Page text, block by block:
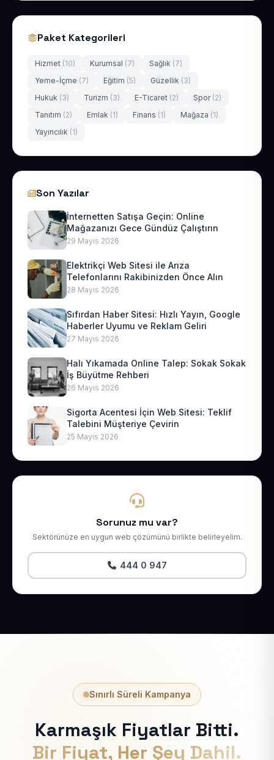
Paket Kategorileri
Hizmet (10) Kurumsal (7) Sağlık (7)
Yeme-İçme (7) Eğitim (5) Güzellik (3)
Hukuk (3) Turizm (3) E-Ticaret (2) Spor (2)
Tanıtım (2) Emlak (1) Finans (1) Mağaza (1)
Yayıncılık (1)
Son Yazılar
İnternetten Satışa Geçin: Online
Mağazanızı Gece Gündüz Çalıştırın
29 Mayıs 2026
Elektrikçi Web Sitesi ile Arıza
Telefonlarını Rakibinizden Önce Alın
28 Mayıs 2026
Sıfırdan Haber Sitesi: Hızlı Yayın, Google
Haberler Uyumu ve Reklam Geliri
27 Mayıs 2026
Halı Yıkamada Online Talep: Sokak Sokak
İş Büyütme Rehberi
26 Mayıs 2026
Sigorta Acentesi İçin Web Sitesi: Teklif
Talebini Müşteriye Çevirin
25 Mayıs 2026
Sorunuz mu var?
Sektörünüze en uygun web çözümünü birlikte belirleyelim.
444 0 947
Sınırlı Süreli Kampanya
Karmaşık Fiyatlar Bitti.
Bir Fiyat, Her Şey Dahil.